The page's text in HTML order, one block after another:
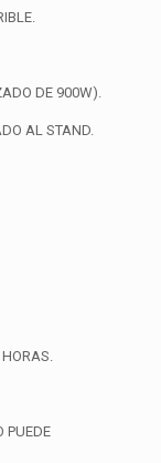
DE 900W).
AL STAND.
PUEDE